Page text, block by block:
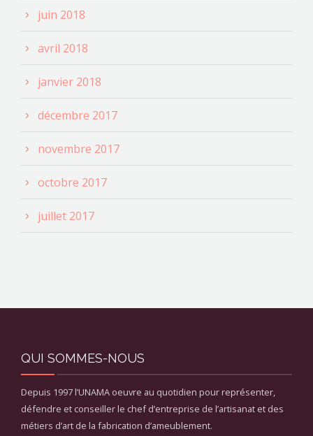
juin 2018
avril 2018
janvier 2018
décembre 2017
novembre 2017
octobre 2017
juillet 2017
QUI SOMMES-NOUS
Depuis 1997 l’UNAMA oeuvre au quotidien pour représenter,
défendre et conseiller le chef d’entreprise de l’artisanat et des
métiers d’art de la fabrication d’ameublement.